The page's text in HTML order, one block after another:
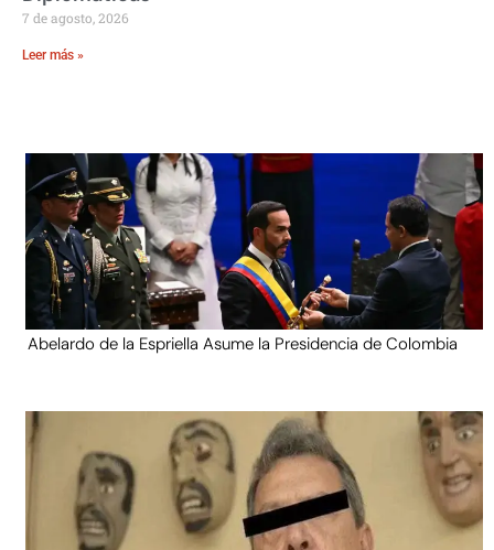
7 de agosto, 2026
Leer más »
Abelardo de la Espriella Asume la Presidencia de Colombia